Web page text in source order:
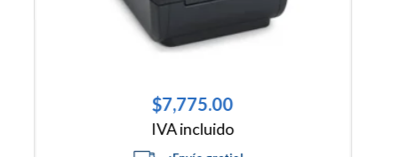
$21,441.00
IVA incluido